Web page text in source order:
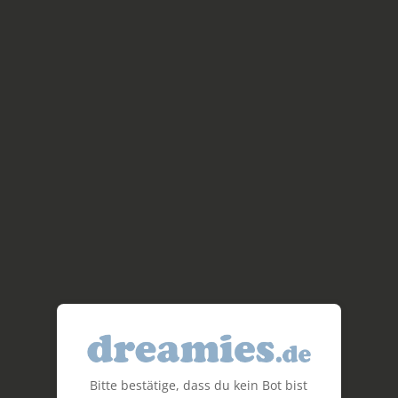
Bitte bestätige, dass du kein Bot bist